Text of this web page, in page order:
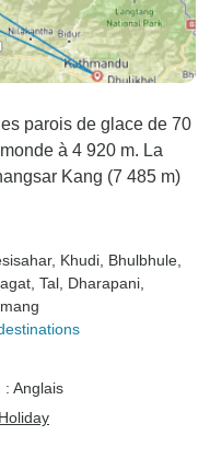
parois de glace de 70
à 4 920 m. La
Kang (7 485 m)
, Khudi , Bhulbhule
, Tal , Dharapani
: Anglais